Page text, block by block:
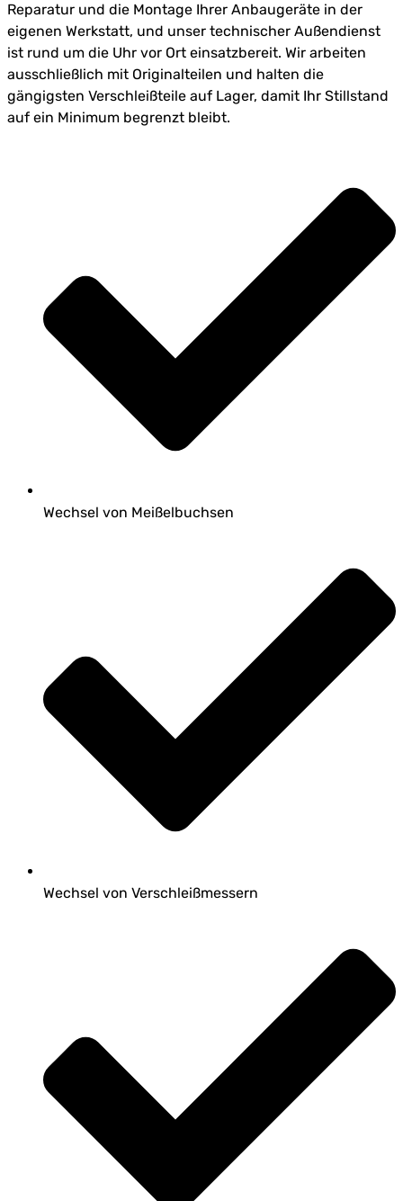
Reparatur und die Montage Ihrer Anbaugeräte in der
eigenen Werkstatt, und unser technischer Außendienst
ist rund um die Uhr vor Ort einsatzbereit. Wir arbeiten
ausschließlich mit Originalteilen und halten die
gängigsten Verschleißteile auf Lager, damit Ihr Stillstand
auf ein Minimum begrenzt bleibt.
Wechsel von Meißelbuchsen
Wechsel von Verschleißmessern